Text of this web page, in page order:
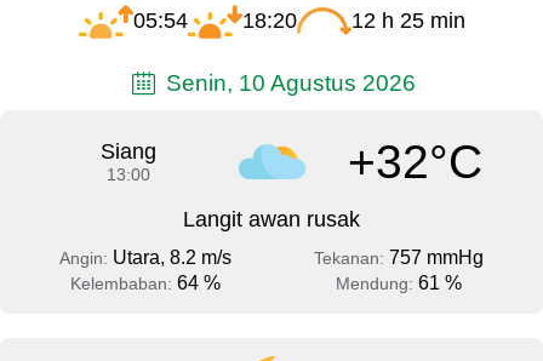
05:54 18:20 12 h 25 min
Senin, 10 Agustus 2026
Siang
13:00 +32°C
Langit awan rusak
Angin: Utara, 8.2 m/s Tekanan: 757 mmHg
Kelembaban: 64 % Mendung: 61 %